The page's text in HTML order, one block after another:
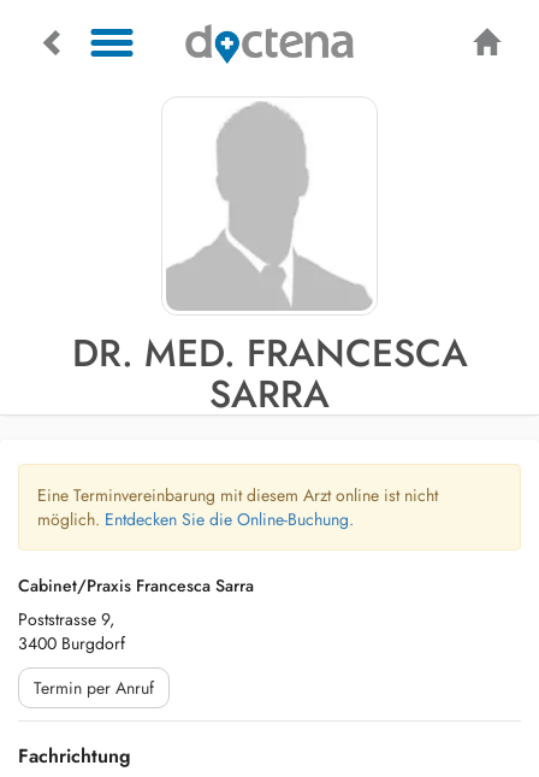
DR. MED. FRANCESCA
SARRA
Eine Terminvereinbarung mit diesem Arzt online ist nicht
möglich. Entdecken Sie die Online-Buchung.
Cabinet/Praxis Francesca Sarra
Poststrasse 9,
3400 Burgdorf
Termin per Anruf
Fachrichtung